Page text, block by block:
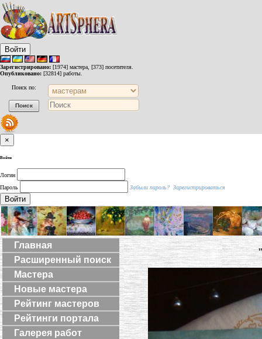
Войти
Зарегистрировано: [1974] мастера, [373] посетителя.
Опубликовано: [32814] работы.
Поиск по:
×
Войти
Логин
Пароль
Забыли пароль? Зарегистрироваться
Войти
Главная
Расширенный поиск
Мастера
Новые мастера
Рейтинг мастеров
Рейтинги портала
Галерея работ